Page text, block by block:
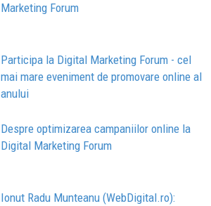
Marketing Forum
Participa la Digital Marketing Forum - cel
mai mare eveniment de promovare online al
anului
Despre optimizarea campaniilor online la
Digital Marketing Forum
Ionut Radu Munteanu (WebDigital.ro):